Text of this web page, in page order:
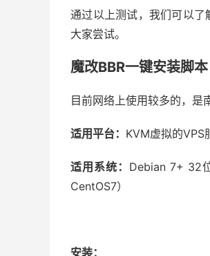
通过以上测试，我们可以了
大家尝试。
魔改BBR一键安装脚本
目前网络上使用较多的，是
适用平台： KVM虚拟的VPS
适用系统： Debian 7+ 32
CentOS7）
安装：